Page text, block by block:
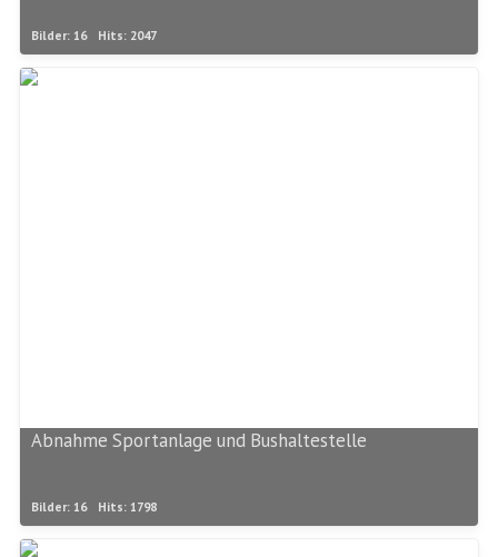
Bilder: 16 Hits: 2047
Abnahme Sportanlage und Bushaltestelle
Bilder: 16 Hits: 1798